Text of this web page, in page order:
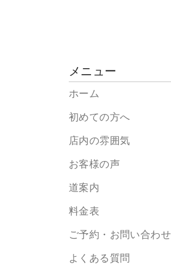
メニュー
ホーム
初めての方へ
店内の雰囲気
お客様の声
道案内
料金表
ご予約・お問い合わせ
よくある質問